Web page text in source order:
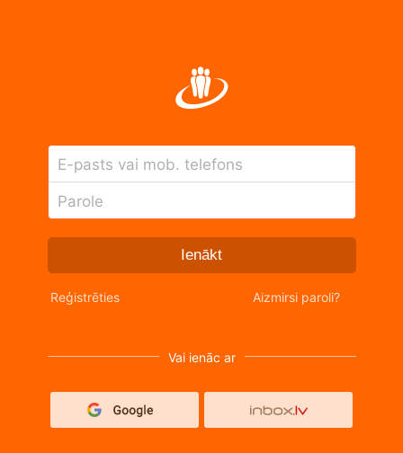
E-pasts vai mob. telefons
Parole
Ienākt
Reģistrēties Aizmirsi paroli?
Vai ienāc ar